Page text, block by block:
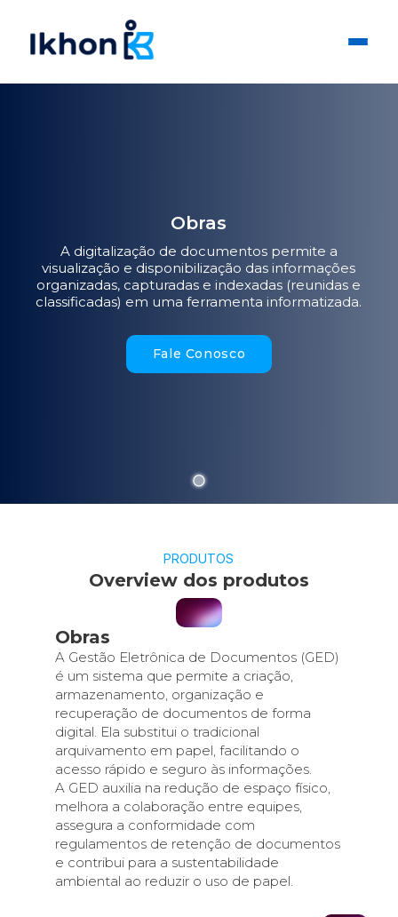
Obras
A digitalização de documentos permite a
visualização e disponibilização das informações
organizadas, capturadas e indexadas (reunidas e
classificadas) em uma ferramenta informatizada.
Fale Conosco
PRODUTOS
Overview dos produtos
Obras
A Gestão Eletrônica de Documentos (GED)
é um sistema que permite a criação,
armazenamento, organização e
recuperação de documentos de forma
digital. Ela substitui o tradicional
arquivamento em papel, facilitando o
acesso rápido e seguro às informações.
A GED auxilia na redução de espaço físico,
melhora a colaboração entre equipes,
assegura a conformidade com
regulamentos de retenção de documentos
e contribui para a sustentabilidade
ambiental ao reduzir o uso de papel.